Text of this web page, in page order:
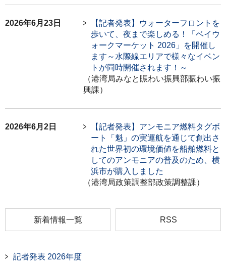
2026年6月23日
【記者発表】ウォーターフロントを
歩いて、夜まで楽しめる！「ベイウ
ォークマーケット 2026」を開催し
ます～水際線エリアで様々なイベン
トが同時開催されます！～
（港湾局みなと賑わい振興部賑わい振
興課）
2026年6月2日
【記者発表】アンモニア燃料タグボ
ート「魁」の実運航を通じて創出さ
れた世界初の環境価値を船舶燃料と
してのアンモニアの普及のため、横
浜市が購入しました
（港湾局政策調整部政策調整課）
新着情報一覧 RSS
記者発表 2026年度